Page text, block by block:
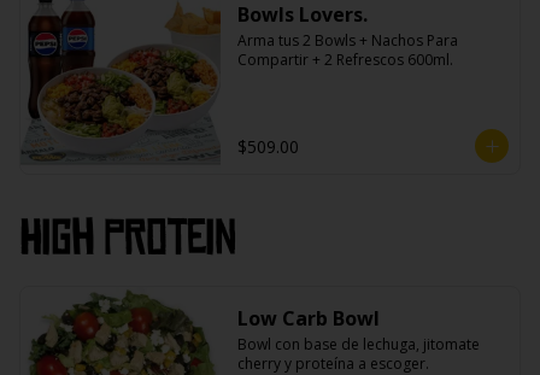
Bowls Lovers.
Arma tus 2 Bowls + Nachos Para
Compartir + 2 Refrescos 600ml.
$509.00
High PROtein
Low Carb Bowl
Bowl con base de lechuga, jitomate
cherry y proteína a escoger.